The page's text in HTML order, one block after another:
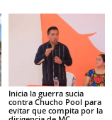
Inicia la guerra sucia
contra Chucho Pool para
evitar que compita por la